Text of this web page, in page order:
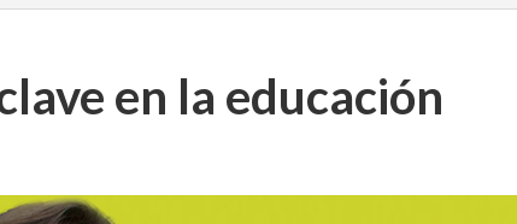
en la educación